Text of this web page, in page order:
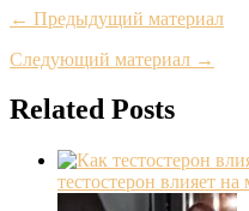
← Предыдущий материал
Следующий материал →
Related Posts
тестостерон влияет